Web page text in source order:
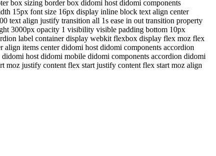
box sizing border box didomi host didomi components
15px font size 16px display inline block text align center
text align justify transition all 1s ease in out transition property
3000px opacity 1 visibility visible padding bottom 10px
label container display webkit flexbox display flex moz flex
items center didomi host didomi components accordion
host didomi mobile didomi components accordion didomi
justify content flex start justify content flex start moz align